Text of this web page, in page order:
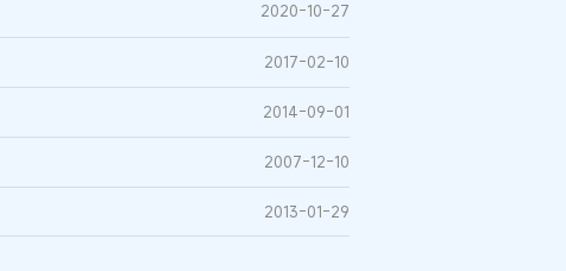
2020-10-27
2017-02-10
2014-09-01
2007-12-10
2013-01-29